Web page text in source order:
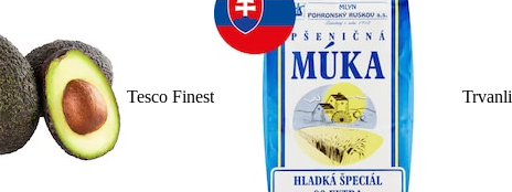
Tesco Finest